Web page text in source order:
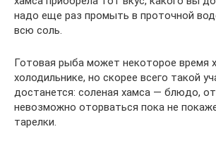
надо еще раз промыть в проточной
всю соль.
Готовая рыба может некоторое время
холодильнике, но скорее всего такой
достанется: соленая хамса — блюдо,
невозможно оторваться пока не
тарелки.